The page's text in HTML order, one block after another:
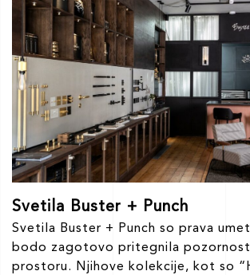
Svetila Buster + Punch
Svetila Buster + Punch so prava
bodo zagotovo pritegnila pozornost
prostoru. Njihove kolekcije, kot so